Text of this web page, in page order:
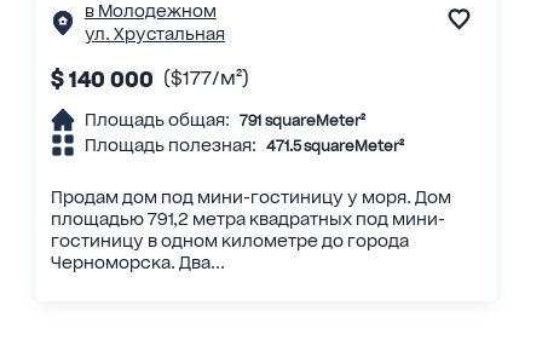
в Молодежном
ул. Хрустальная
$ 140 000 ($177/м²)
Площадь общая: 791 squareMeter²
Площадь полезная: 471.5 squareMeter²
Продам дом под мини-гостиницу у моря. Дом
площадью 791,2 метра квадратных под мини-
гостиницу в одном километре до города
Черноморска. Два...